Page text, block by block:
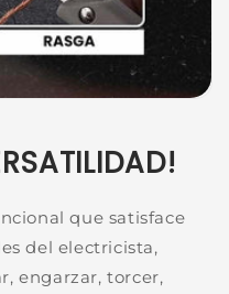
que satisface
del electricista,
engarzar, torcer,